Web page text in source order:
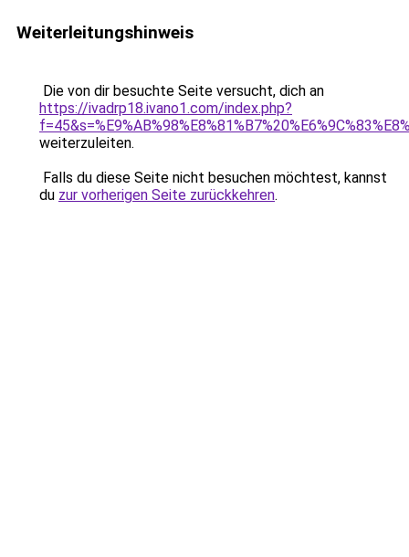
Weiterleitungshinweis
Die von dir besuchte Seite versucht, dich an
https://ivadrp18.ivano1.com/index.php?
weiterzuleiten.
Falls du diese Seite nicht besuchen möchtest, kannst
du zur vorherigen Seite zurückkehren.